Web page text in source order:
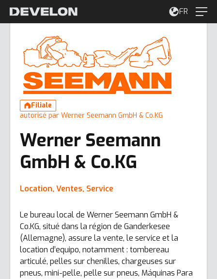
FR
Filiale
autorisé par Werner Seemann GmbH & Co.KG
Werner Seemann
GmbH & Co.KG
Location, Ventes, Service
Le bureau local de Werner Seemann GmbH &
Co.KG, situé dans la région de Ganderkesee
(Allemagne), assure la vente, le service et la
location d’equipo, notamment : tombereau
articulé, pelles sur chenilles, chargeuses sur
pneus, mini-pelle, pelle sur pneus, Máquinas Para